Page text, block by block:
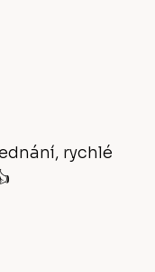
rychlé